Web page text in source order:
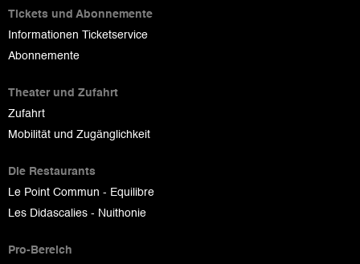
Tickets und Abonnemente
Informationen Ticketservice
Abonnemente
Theater und Zufahrt
Zufahrt
Mobilität und Zugänglichkeit
Die Restaurants
Le Point Commun - Equilibre
Les Didascalies - Nuithonie
Pro-Bereich